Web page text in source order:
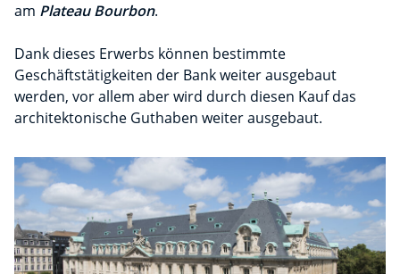
am Plateau Bourbon.
Dank dieses Erwerbs können bestimmte
Geschäftstätigkeiten der Bank weiter ausgebaut
werden, vor allem aber wird durch diesen Kauf das
architektonische Guthaben weiter ausgebaut.